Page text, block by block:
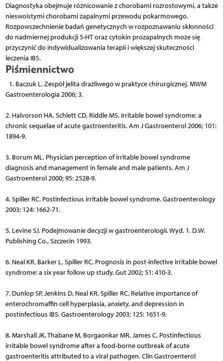
Diagnostyka obejmuje różnicowanie z chorobami rozrostowymi, a także
nieswoistymi chorobami zapalnymi przewodu pokarmowego.
Rozpowszechnienie badań genetycznych w rozpoznawaniu skłonności
do nadmiernej produkcji 5-HT oraz cytokin prozapalnych może się
przyczynić do indywidualizowania terapii i większej skuteczności
leczenia IBS.
Piśmiennictwo
1. Baczuk L. Zespół jelita drażliwego w praktyce chirurgicznej. MWM
Gastroenterologia 2006; 3.
2. Halvorson HA, Schlett CD, Riddle MS. Irritable bowel syndrome: a
chronic sequelae of acute gastroenteritis. Am J Gastroenterol 2006; 101:
1894-9.
3. Borum ML. Physician perception of irritable bowel syndrome
diagnosis and management in female and male patients. Am J
Gastroenterol 2000; 95: 2528-9.
4. Spiller RC. Postinfectious irritable bowel syndrome. Gastroenterology
2003; 124: 1662-71.
5. Levine SJ. Podejmowanie decyzji w gastroenterologii. Wyd. 1. D.W.
Publishing Co., Szczecin 1993.
6. Neal KR, Barker L, Spiller RC. Prognosis in post-infective irritable bowel
syndrome: a six year follow up study. Gut 2002; 51: 410-3.
7. Dunlop SP, Jenkins D, Neal KR, Spiller RC. Relative importance of
enterochromaffin cell hyperplasia, anxiety, and depression in
postinfectious IBS. Gastroenterology 2003; 125: 1651-9.
8. Marshall JK, Thabane M, Borgaonkar MR, James C. Postinfectious
irritable bowel syndrome after a food-borne outbreak of acute
gastroenteritis attributed to a viral pathogen. Clin Gastroenterol